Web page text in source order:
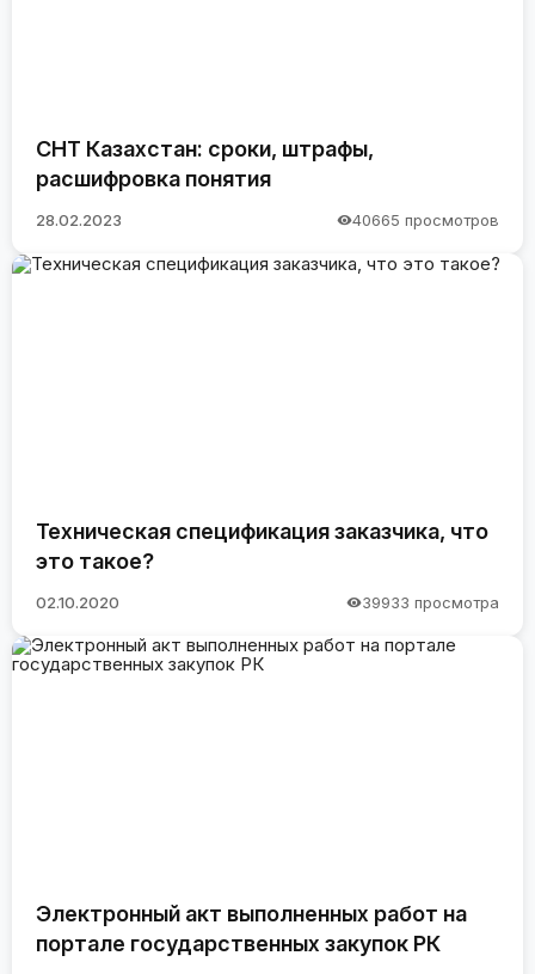
СНТ Казахстан: сроки, штрафы,
расшифровка понятия
28.02.2023 40665 просмотров
Техническая спецификация заказчика, что
это такое?
02.10.2020 39933 просмотра
Электронный акт выполненных работ на
портале государственных закупок РК